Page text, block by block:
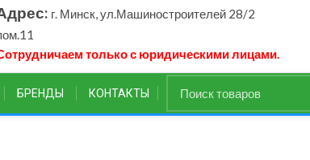
г. Минск, ул.Машиностроителей 28/2
только с юридическими лицами.
БРЕНДЫ КОНТАКТЫ